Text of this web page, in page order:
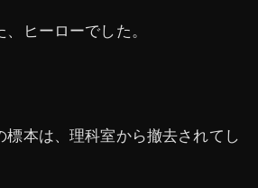
ヒーローでした。
標本は、理科室から撤去されてし